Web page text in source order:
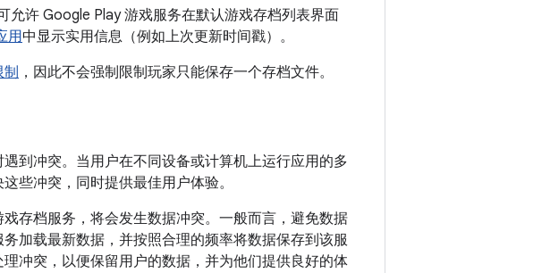
允许 Google Play 游戏服务在默认游戏存档列表界面
用中显示实用信息（例如上次更新时间戳）。
，因此不会强制限制玩家只能保存一个存档文件。
到冲突。当用户在不同设备或计算机上运行应用的多
些冲突，同时提供最佳用户体验。
存档服务，将会发生数据冲突。一般而言，避免数据
加载最新数据，并按照合理的频率将数据保存到该服
冲突，以便保留用户的数据，并为他们提供良好的体